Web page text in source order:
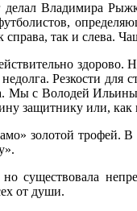
делал Владимира
справа, так и слева.
Резкости
Мы с Володей
защитнику или,
золотой трофей.
существовала
от души.